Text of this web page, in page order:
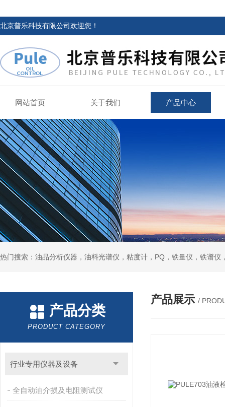
北京普乐科技有限公司欢迎您！
网站首页 关于我们 产品中心
热门搜索：油品分析仪器，油料光谱仪，粘度计，PQ，铁量仪，铁谱仪
产品分类
PRODUCT CATEGORY
行业专用仪器及设备
全自动油介损及电阻测试仪
产品展示 /